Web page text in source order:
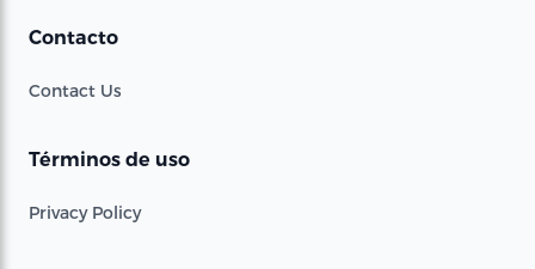
Contacto
Contact Us
Términos de uso
Privacy Policy